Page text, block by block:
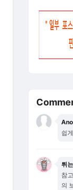
쉽
튀
참
의